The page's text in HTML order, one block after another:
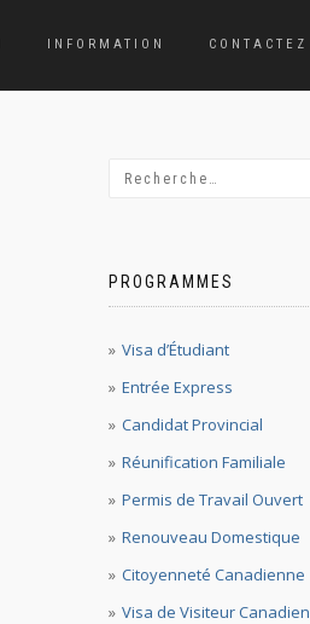
INFORMATION CONTACTEZ
PROGRAMMES
Visa d’Étudiant
Entrée Express
Candidat Provincial
Réunification Familiale
Permis de Travail Ouvert
Renouveau Domestique
Citoyenneté Canadienne
Visa de Visiteur Canadien